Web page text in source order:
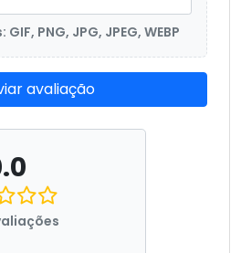
PNG, JPG, JPEG, WEBP
avaliação